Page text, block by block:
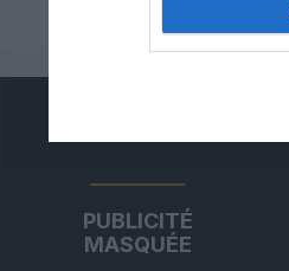
PUBLICITÉ
MASQUÉE